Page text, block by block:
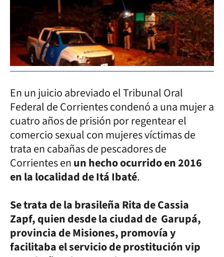
En un juicio abreviado el Tribunal Oral
Federal de Corrientes condenó a una mujer a
cuatro años de prisión por regentear el
comercio sexual con mujeres víctimas de
trata en cabañas de pescadores de
Corrientes enun hecho ocurrido en 2016
en la localidad de Itá Ibaté.
Se trata de la brasileña Rita de Cassia
Zapf, quien desde la ciudad de Garupá,
provincia de Misiones, promovía y
facilitaba el servicio de prostitución vip